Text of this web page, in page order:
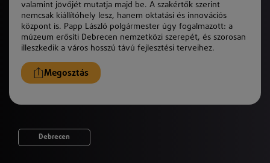
valamint jövőjét mutatja majd be. A szakértők szerint
nemcsak kiállítóhely lesz, hanem oktatási és innovációs
központ is. Papp László polgármester úgy fogalmazott: a
múzeum erősíti Debrecen nemzetközi szerepét, és szorosan
illeszkedik a város hosszú távú fejlesztési terveihez.
Megosztás
Debrecen